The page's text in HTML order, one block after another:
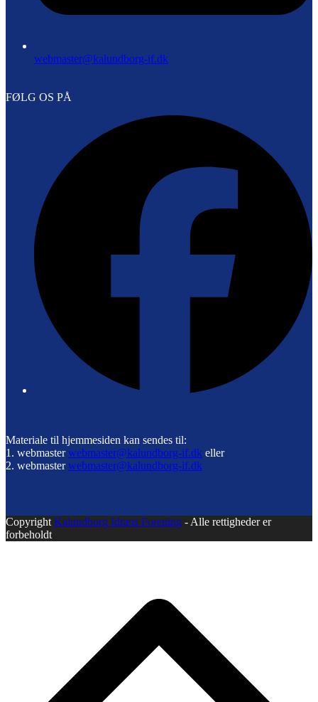
webmaster@kalundborg-if.dk
FØLG OS PÅ
Materiale til hjemmesiden kan sendes til:
1. webmasterwebmaster@kalundborg-if.dk eller
2. webmasterwebmaster@kalundborg-if.dk
Copyright Kalundborg Idræts Forening - Alle rettigheder er
forbeholdt